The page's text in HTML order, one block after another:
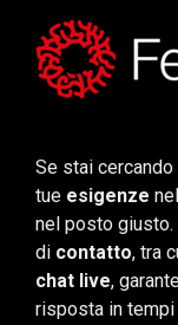
Se stai
tue esigenze
nel posto
di contatto, tra
chat live,
risposta in tempi